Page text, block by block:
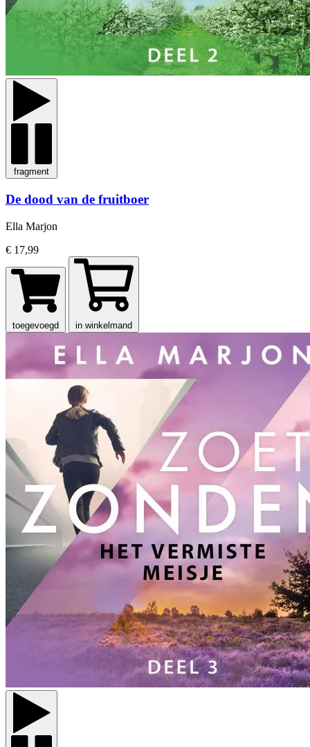
fragment
De dood van de fruitboer
Ella Marjon
€ 17,99
toegevoegd in winkelmand